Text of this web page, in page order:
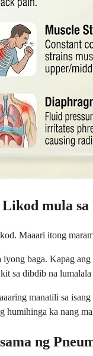
mula sa
Maaari itong
baga. Kapag
sa dibdib na
manatili sa
humihinga ka nang
ng